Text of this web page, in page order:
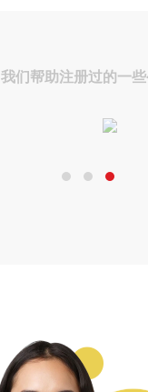
我们帮助注册过的一些